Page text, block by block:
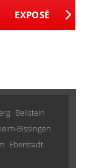
Beilstein
Bissingen
Eberstadt